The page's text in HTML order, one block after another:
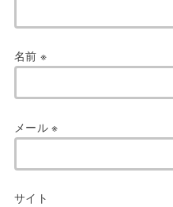
名前 ※
メール※
サイト